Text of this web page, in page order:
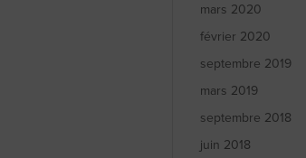
mars 2020
février 2020
septembre 2019
mars 2019
septembre 2018
juin 2018